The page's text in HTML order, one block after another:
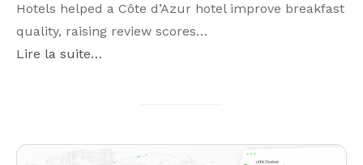
Hotels helped a Côte d’Azur hotel improve breakfast
quality, raising review scores…
Lire la suite…